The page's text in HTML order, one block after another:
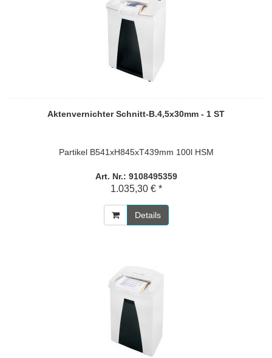
Aktenvernichter Schnitt-B.4,5x30mm - 1 ST
Partikel B541xH845xT439mm 100l HSM
Art. Nr.: 9108495359
1.035,30 € *
Details